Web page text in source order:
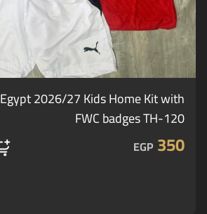
Egypt 2026/27 Kids Home Kit with
FWC badges TH-120
350
EGP